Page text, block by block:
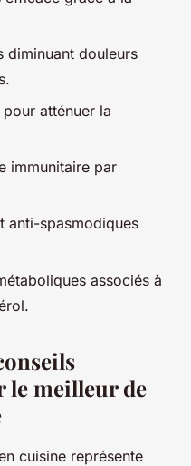
diminuant douleurs
atténuer la
immunitaire par
anti-spasmodiques
associés à
le meilleur de
cuisine représente